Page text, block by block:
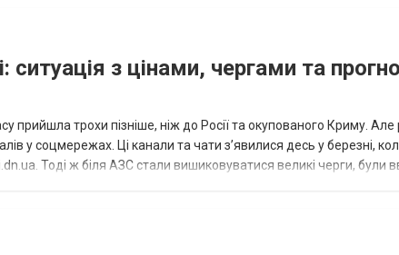
ситуація з цінами, чергами та
прийшла трохи пізніше, ніж до Росії та окупованого Криму. Але
у соцмережах. Ці канали та чати з’явилися десь у березні,
Тоді ж біля АЗС стали вишиковуватися великі черги, були